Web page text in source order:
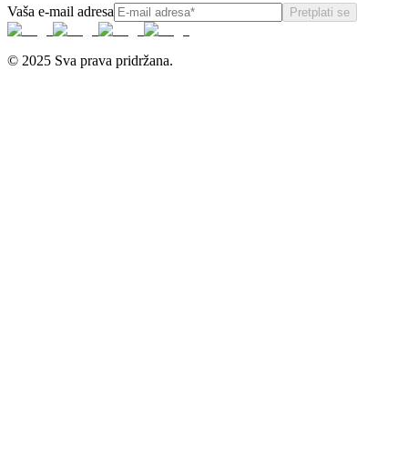
Vaša e-mail adresa Pretplati se
© 2025 Sva prava pridržana.